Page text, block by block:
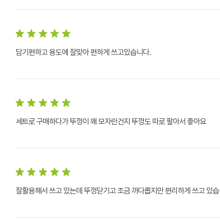
담기편하고 용도에 잘맞아 편하게 쓰고있습니다.
세트로 구매하다가 뚜껑이 왜 모자란건지 뚜껑도 따로 팔아서 좋아요
잘활용해서 쓰고 있는데 뚜껑닫기고 조금 까다롭지만 편리하게 쓰고 있